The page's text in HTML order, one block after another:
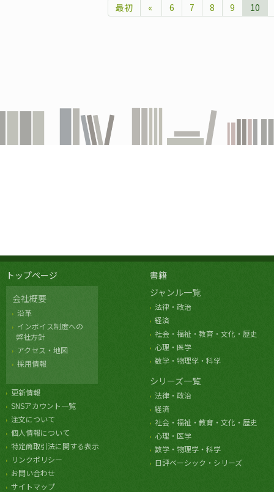
最初 « 6 7 8 9 10
トップページ
会社概要
沿革
インボイス制度への
弊社方針
アクセス・地図
採用情報
更新情報
SNSアカウント一覧
注文について
個人情報について
特定商取引法に関する表示
リンクポリシー
お問い合わせ
サイトマップ
書籍
ジャンル一覧
法律・政治
経済
社会・福祉・教育・文化・歴史
心理・医学
数学・物理学・科学
シリーズ一覧
法律・政治
経済
社会・福祉・教育・文化・歴史
心理・医学
数学・物理学・科学
日評ベーシック・シリーズ